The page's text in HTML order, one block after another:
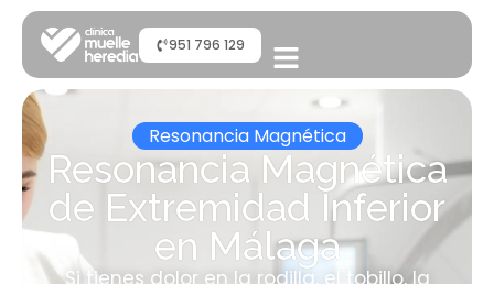
951 796 129
Resonancia Magnética
Resonancia Magnética
de Extremidad Inferior
en Málaga